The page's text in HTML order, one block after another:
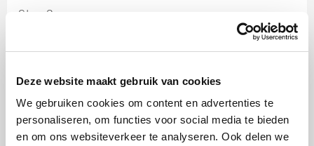
Deze website maakt gebruik van cookies
We gebruiken cookies om content en advertenties te
personaliseren, om functies voor social media te bieden
en om ons websiteverkeer te analyseren. Ook delen we
Stap 3: